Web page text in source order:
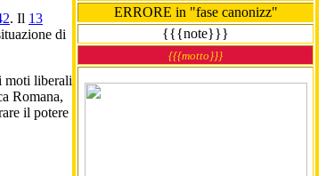
ERRORE in "fase canonizz"
{{{note}}}
{{{motto}}}
. Il 13
di
moti liberali
Romana,
il potere